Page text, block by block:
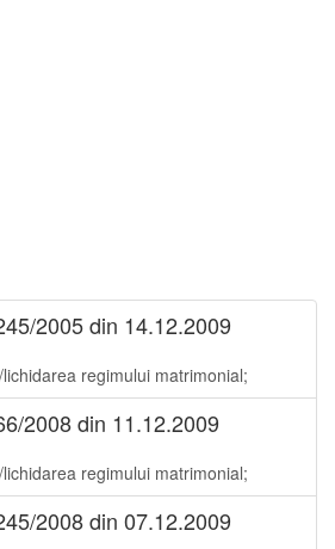
2005 din 14.12.2009
regimului matrimonial;
2008 din 11.12.2009
regimului matrimonial;
2008 din 07.12.2009